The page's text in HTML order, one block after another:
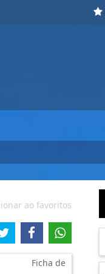
ao favoritos
Ficha de